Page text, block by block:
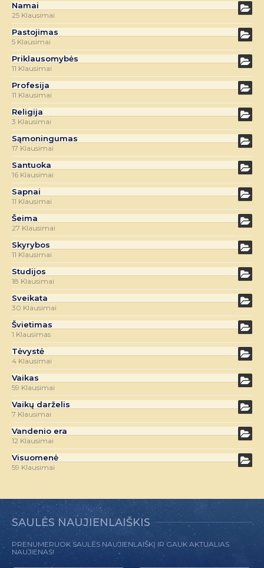
Namai
25 Klausimai
Pastojimas
5 Klausimai
Priklausomybės
11 Klausimai
Profesija
11 Klausimai
Religija
3 Klausimai
Sąmoningumas
17 Klausimai
Santuoka
16 Klausimai
Sapnai
11 Klausimai
Šeima
27 Klausimai
Skyrybos
11 Klausimai
Studijos
18 Klausimai
Sveikata
30 Klausimai
Švietimas
1 Klausimas
Tėvystė
4 Klausimai
Vaikas
59 Klausimai
Vaikų darželis
7 Klausimai
Vandenio era
12 Klausimai
Visuomenė
59 Klausimai
SAULĖS NAUJIENLAIŠKIS
PRENUMERUOK SAULĖS NAUJIENLAIŠKĮ IR GAUK AKTUALIAS
NAUJIENAS!